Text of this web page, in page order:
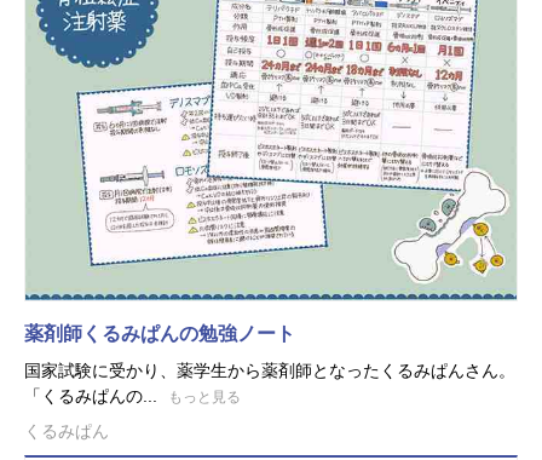
薬剤師くるみぱんの勉強ノート
国家試験に受かり、薬学生から薬剤師となったくるみぱんさん。
「くるみぱんの...
もっと見る
くるみぱん